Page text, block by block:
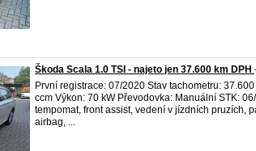
Škoda Scala 1.0 TSI - najeto jen 37.600 km DPH
První registrace: 07/2020 Stav tachometru:
ccm Výkon: 70 kW Převodovka: Manuální STK:
tempomat, front assist, vedení v jízdních pruzích,
airbag, ...